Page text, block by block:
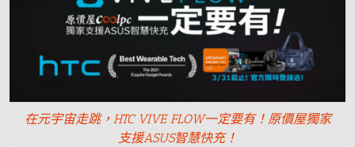
在元宇宙走跳，HTC VIVE FLOW一定要有！原價屋獨家
支援ASUS智慧快充！